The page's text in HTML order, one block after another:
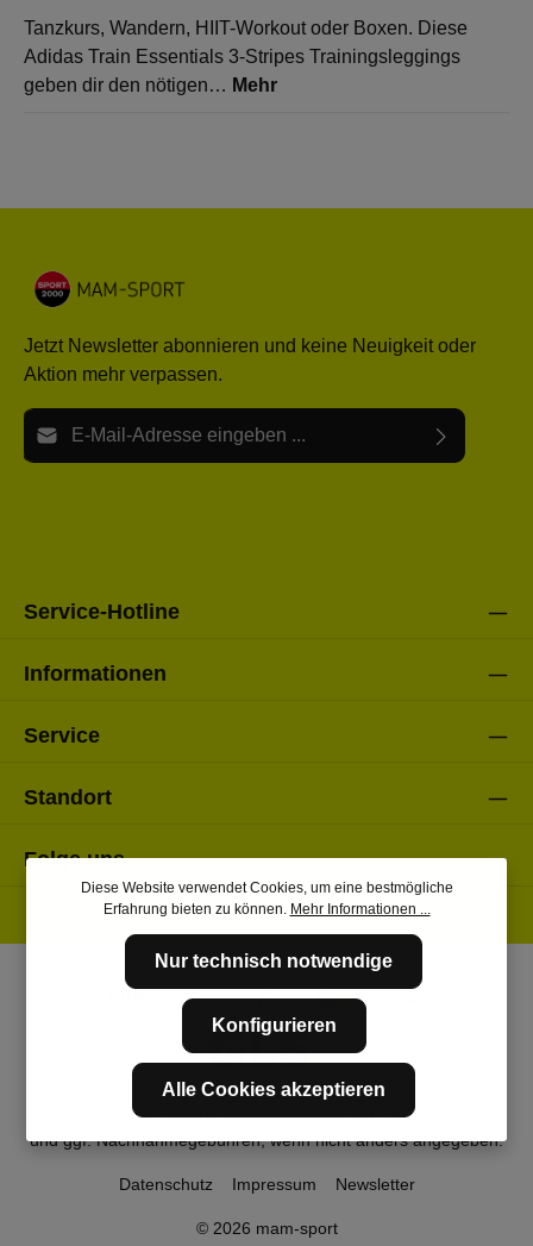
Tanzkurs, Wandern, HIIT-Workout oder Boxen. Diese
Adidas Train Essentials 3-Stripes Trainingsleggings
geben dir den nötigen… Mehr
Jetzt Newsletter abonnieren und keine Neuigkeit oder
Aktion mehr verpassen.
E-Mail-Adresse*
Service-Hotline
Informationen
Service
Standort
Folge uns
* Alle Preise inkl. gesetzl. Mehrwertsteuer zzgl.Versandkosten
und ggf. Nachnahmegebühren, wenn nicht anders angegeben.
© 2026 mam-sport
Datenschutz Impressum Newsletter
Diese Website verwendet Cookies, um eine bestmögliche
Erfahrung bieten zu können. Mehr Informationen ...
Nur technisch notwendige
Konfigurieren
Alle Cookies akzeptieren